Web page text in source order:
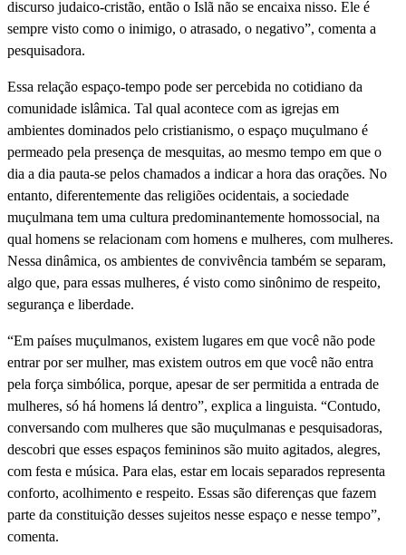
discurso judaico-cristão, então o Islã não se encaixa nisso. Ele é
sempre visto como o inimigo, o atrasado, o negativo”, comenta a
pesquisadora.
Essa relação espaço-tempo pode ser percebida no cotidiano da
comunidade islâmica. Tal qual acontece com as igrejas em
ambientes dominados pelo cristianismo, o espaço muçulmano é
permeado pela presença de mesquitas, ao mesmo tempo em que o
dia a dia pauta-se pelos chamados a indicar a hora das orações. No
entanto, diferentemente das religiões ocidentais, a sociedade
muçulmana tem uma cultura predominantemente homossocial, na
qual homens se relacionam com homens e mulheres, com mulheres.
Nessa dinâmica, os ambientes de convivência também se separam,
algo que, para essas mulheres, é visto como sinônimo de respeito,
segurança e liberdade.
“Em países muçulmanos, existem lugares em que você não pode
entrar por ser mulher, mas existem outros em que você não entra
pela força simbólica, porque, apesar de ser permitida a entrada de
mulheres, só há homens lá dentro”, explica a linguista. “Contudo,
conversando com mulheres que são muçulmanas e pesquisadoras,
descobri que esses espaços femininos são muito agitados, alegres,
com festa e música. Para elas, estar em locais separados representa
conforto, acolhimento e respeito. Essas são diferenças que fazem
parte da constituição desses sujeitos nesse espaço e nesse tempo”,
comenta.